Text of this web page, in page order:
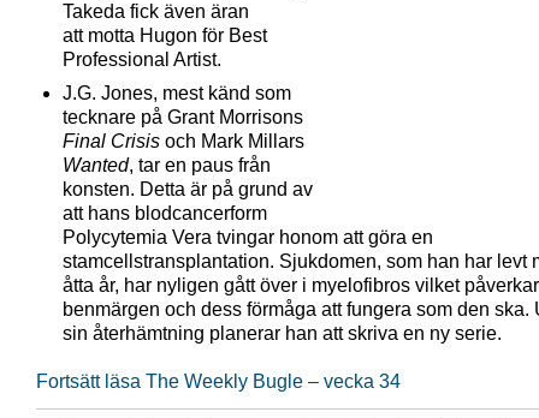
Takeda fick även äran
att motta Hugon för Best
Professional Artist.
J.G. Jones, mest känd som
tecknare på Grant Morrisons
Final Crisis och Mark Millars
Wanted, tar en paus från
konsten. Detta är på grund av
att hans blodcancerform
Polycytemia Vera tvingar honom att göra en
stamcellstransplantation. Sjukdomen, som han har levt
åtta år, har nyligen gått över i myelofibros vilket påverkar
benmärgen och dess förmåga att fungera som den ska.
sin återhämtning planerar han att skriva en ny serie.
Fortsätt läsa The Weekly Bugle – vecka 34